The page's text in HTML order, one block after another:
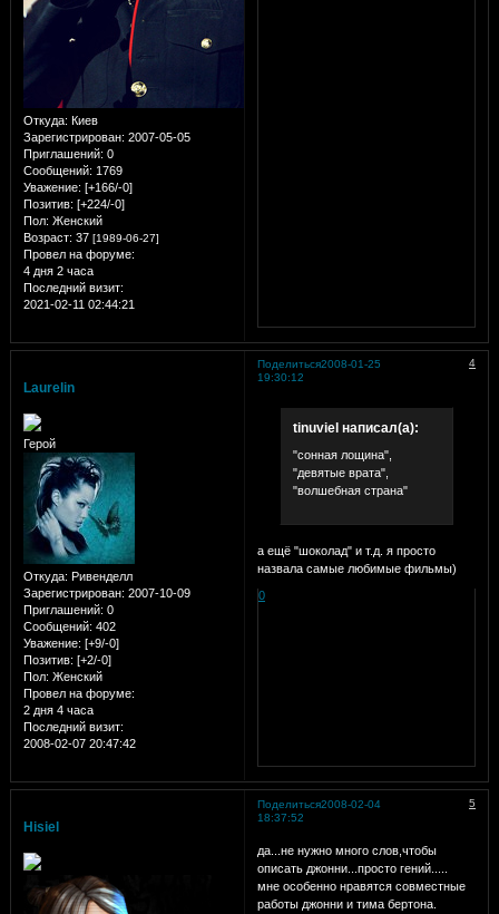
Откуда: Киев
Зарегистрирован: 2007-05-05
Приглашений: 0
Сообщений: 1769
Уважение: [+166/-0]
Позитив: [+224/-0]
Пол: Женский
Возраст: 37 [1989-06-27]
Провел на форуме:
4 дня 2 часа
Последний визит:
2021-02-11 02:44:21
Поделиться 4
2008-01-25
19:30:12
Laurelin
Герой
Откуда: Ривенделл
Зарегистрирован: 2007-10-09
Приглашений: 0
Сообщений: 402
Уважение: [+9/-0]
Позитив: [+2/-0]
Пол: Женский
Провел на форуме:
2 дня 4 часа
Последний визит:
2008-02-07 20:47:42
tinuviel написал(а):
"сонная лощина",
"девятые врата",
"волшебная страна"
а ещё "шоколад" и т.д. я просто
назвала самые любимые фильмы)
0
Поделиться 5
2008-02-04
18:37:52
Hisiel
да...не нужно много слов,чтобы
описать джонни...просто гений.....
мне особенно нравятся совместные
работы джонни и тима бертона.